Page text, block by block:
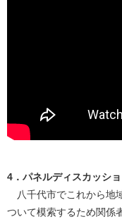
4．パネルディスカッシ
八千代市でこれから地
ついて模索するため関係